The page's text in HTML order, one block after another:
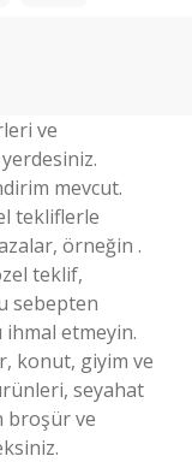
ve
mevcut.
tekliflerle
örneğin .
teklif,
sebepten
etmeyin.
konut, giyim ve
seyahat
broşür ve